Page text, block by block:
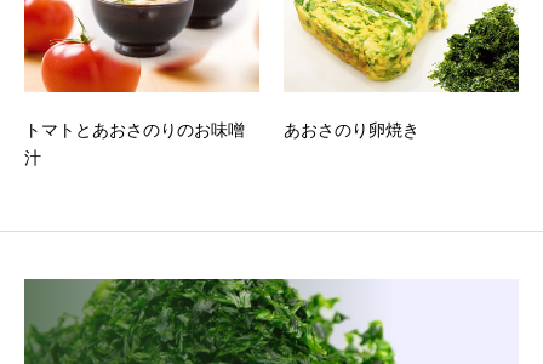
トマトとあおさのりのお味噌
汁
あおさのり卵焼き